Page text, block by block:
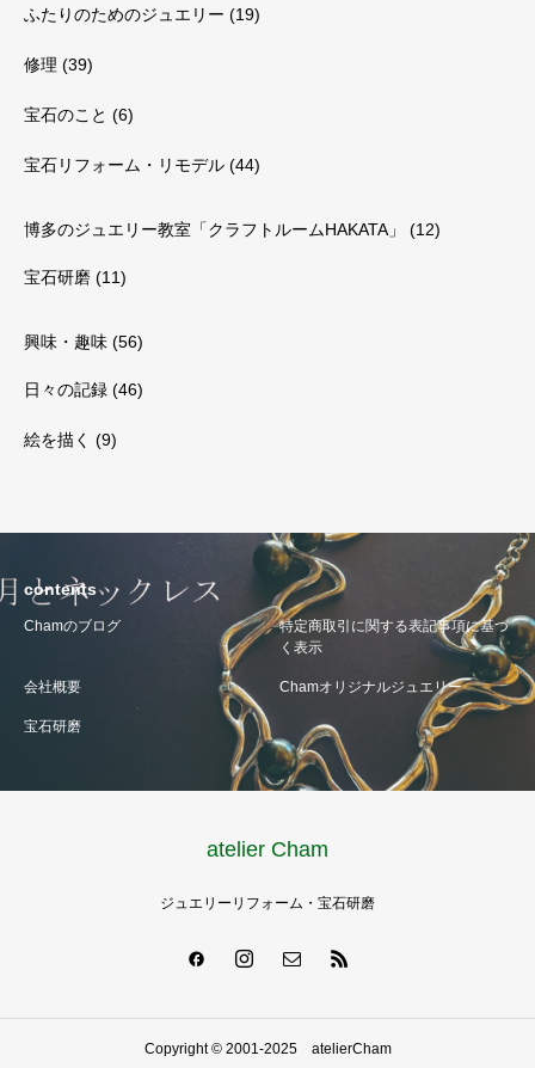
ふたりのためのジュエリー (19)
修理 (39)
宝石のこと (6)
宝石リフォーム・リモデル (44)
博多のジュエリー教室「クラフトルームHAKATA」 (12)
宝石研磨 (11)
興味・趣味 (56)
日々の記録 (46)
絵を描く (9)
contents
Chamのブログ
特定商取引に関する表記事項に基づ
く表示
会社概要 Chamオリジナルジュエリー
宝石研磨
atelier Cham
ジュエリーリフォーム・宝石研磨
Copyright © 2001-2025 atelierCham